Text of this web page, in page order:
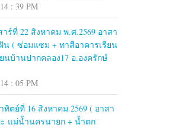
: 39 PM
ร์ที่ 22 สิงหาคม พ.ศ.2569 อาสา
น ( ซ่อมแซม + ทาสีอาคารเรียน
นบ้านปากคลอง17 อ.องครักษ์
: 05 PM
ทิตย์ที่ 16 สิงหาคม 2569 ( อาสา
ะ แม่น้ำนครนายก + น้ำตก